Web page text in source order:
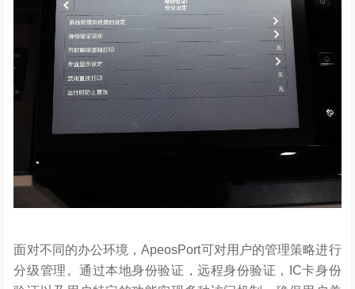
面对不同的办公环境，ApeosPort可对用户的管理策略进行
分级管理。通过本地身份验证，远程身份验证，IC卡身份